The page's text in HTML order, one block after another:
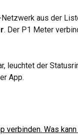
aus der
. Der P1 Meter
leuchtet der
App.
verbinden. Was kann